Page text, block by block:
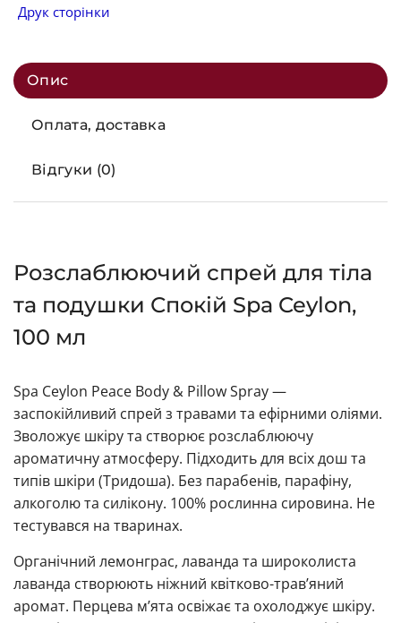
Друк сторінки
Опис
Оплата, доставка
Відгуки (0)
Розслаблюючий спрей для тіла
та подушки Спокій Spa Ceylon,
100 мл
Spa Ceylon Peace Body & Pillow Spray —
заспокійливий спрей з травами та ефірними оліями.
Зволожує шкіру та створює розслаблюючу
ароматичну атмосферу. Підходить для всіх дош та
типів шкіри (Тридоша). Без парабенів, парафіну,
алкоголю та силікону. 100% рослинна сировина. Не
тестувався на тваринах.
Органічний лемонграс, лаванда та широколиста
лаванда створюють ніжний квітково-трав’яний
аромат. Перцева м’ята освіжає та охолоджує шкіру.